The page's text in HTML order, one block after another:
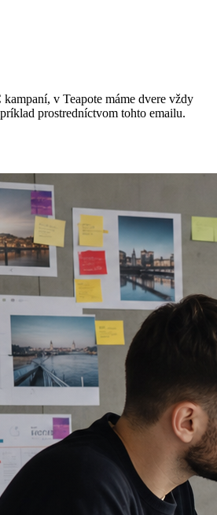
v Teapote máme dvere vždy
prostredníctvom tohto emailu.